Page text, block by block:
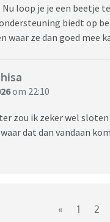
loop je je een beetje
biedt op
waar ze dan goed mee
om 22:10
zou ik zeker wel
dat dan vandaan
« 1 2